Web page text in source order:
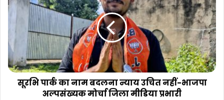
का
नाम
बदलना
न्याय
उचित
नहीं-
भाजपा
अल्पसंख्यक
सूरभि पार्क का नाम बदलना न्याय उचित नहीं-भाजपा
अल्पसंख्यक मोर्चा जिला मीडिया प्रभारी